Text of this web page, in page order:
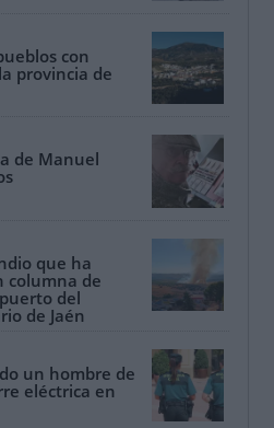
con
provincia de
de Manuel
que ha
columna de
del
de Jaén
un hombre de
eléctrica en